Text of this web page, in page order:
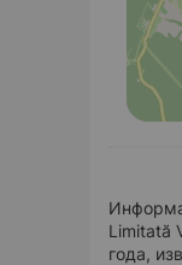
Limitată
года,